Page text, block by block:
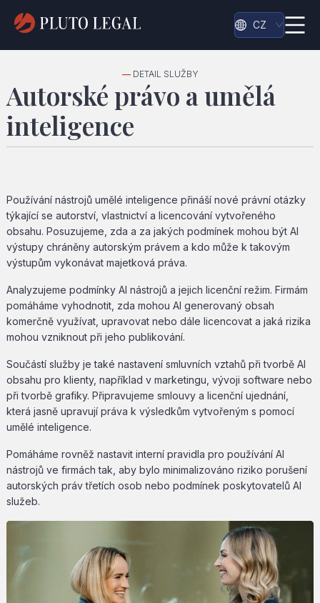
CZ
— DETAIL SLUŽBY
Autorské právo a umělá
inteligence
Používání nástrojů umělé inteligence přináší nové právní otázky
týkající se autorství, vlastnictví a licencování vytvořeného
obsahu. Posuzujeme, zda a za jakých podmínek mohou být AI
výstupy chráněny autorským právem a kdo může k takovým
výstupům vykonávat majetková práva.
Analyzujeme podmínky AI nástrojů a jejich licenční režim. Firmám
pomáháme vyhodnotit, zda mohou AI generovaný obsah
komerčně využívat, upravovat nebo dále licencovat a jaká rizika
mohou vzniknout při jeho publikování.
Součástí služby je také nastavení smluvních vztahů při tvorbě AI
obsahu pro klienty, například v marketingu, vývoji software nebo
při tvorbě grafiky. Připravujeme smlouvy a licenční ujednání,
která jasně upravují práva k výsledkům vytvořeným s pomocí
umělé inteligence.
Pomáháme rovněž nastavit interní pravidla pro používání AI
nástrojů ve firmách tak, aby bylo minimalizováno riziko porušení
autorských práv třetích osob nebo podmínek poskytovatelů AI
služeb.